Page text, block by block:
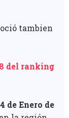
tambien
del ranking
de Enero de